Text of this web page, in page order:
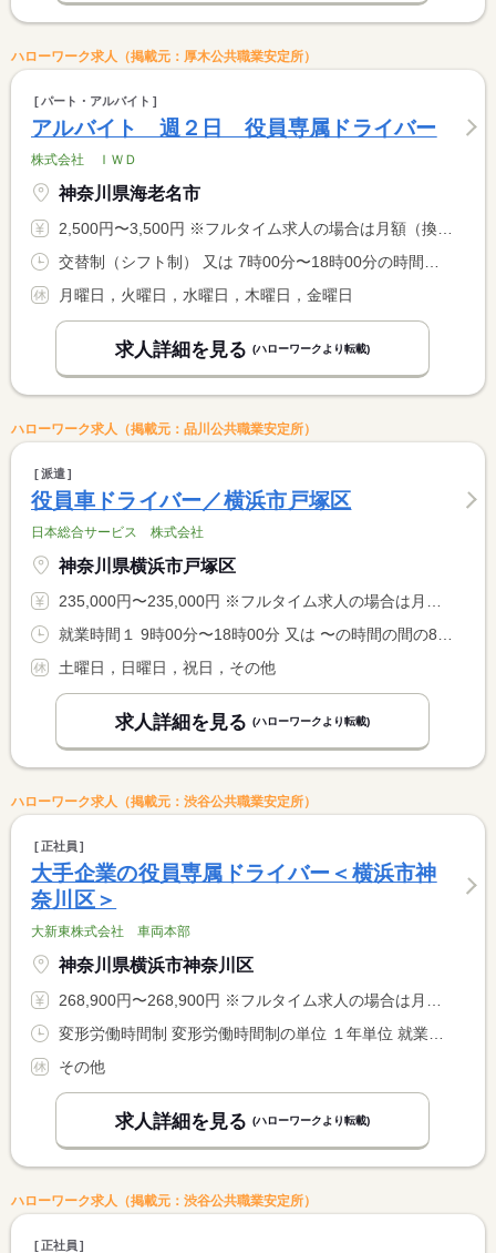
ハローワーク求人（掲載元：厚木公共職業安定所）
パート・アルバイト
アルバイト 週２日 役員専属ドライバー
株式会社 ＩＷＤ
神奈川県海老名市
2,500円〜3,500円 ※フルタイム求人の場合は月額（換算額）、パート求人の場合は時間額を表示しています。
月曜日，火曜日，水曜日，木曜日，金曜日
求人詳細を見る (ハローワークより転載)
ハローワーク求人（掲載元：品川公共職業安定所）
派遣
役員車ドライバー／横浜市戸塚区
日本総合サービス 株式会社
神奈川県横浜市戸塚区
235,000円〜235,000円 ※フルタイム求人の場合は月額（換算額）、パート求人の場合は時間額を表示しています。
土曜日，日曜日，祝日，その他
求人詳細を見る (ハローワークより転載)
ハローワーク求人（掲載元：渋谷公共職業安定所）
正社員
大手企業の役員専属ドライバー＜横浜市神
奈川区＞
大新東株式会社 車両本部
神奈川県横浜市神奈川区
268,900円〜268,900円 ※フルタイム求人の場合は月額（換算額）、パート求人の場合は時間額を表示しています。
その他
求人詳細を見る (ハローワークより転載)
ハローワーク求人（掲載元：渋谷公共職業安定所）
正社員